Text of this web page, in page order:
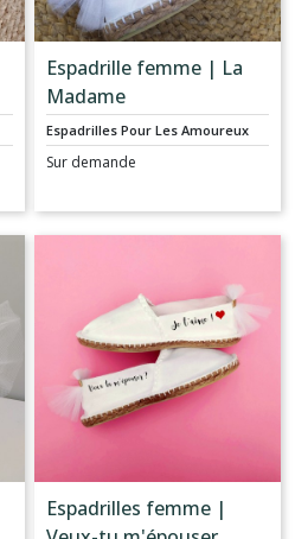
Espadrille femme | La
Madame
Espadrilles Pour Les Amoureux
Sur demande
Espadrilles femme |